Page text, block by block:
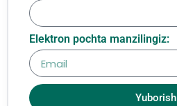
Elektron pochta manzilingiz:
Yuborish